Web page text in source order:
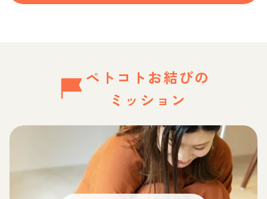
ペトコトお結びの
ミッション